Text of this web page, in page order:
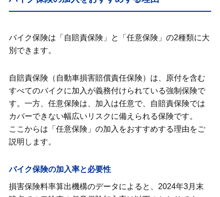
バイク保険は「自賠責保険」と「任意保険」の2種類に大
別できます。
自賠責保険（自動車損害賠償責任保険）は、原付を含む
すべてのバイクに加入が義務付けられている強制保険で
す。一方、任意保険は、加入は任意で、自賠責保険では
カバーできない幅広いリスクに備えられる保険です。
ここからは「任意保険」の加入をおすすめする理由をご
説明します。
バイク保険の加入率と必要性
損害保険料率算出機構のデータによると、2024年3月末